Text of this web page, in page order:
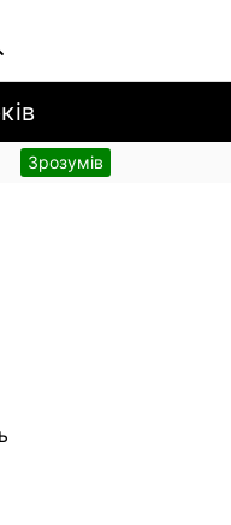
Зрозумів